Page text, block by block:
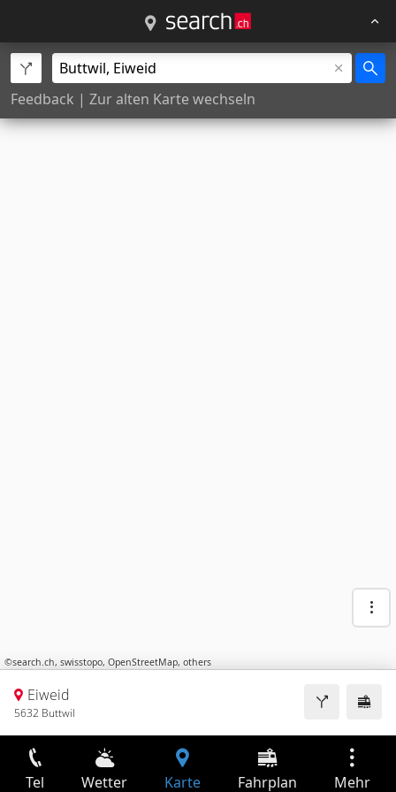
Feedback | Zur alten Karte wechseln
©search.ch, swisstopo, OpenStreetMap, others
Eiweid
5632 Buttwil
Tel Wetter Karte Fahrplan Mehr